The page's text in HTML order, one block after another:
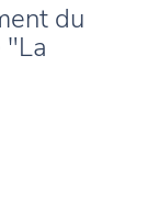
du
"La